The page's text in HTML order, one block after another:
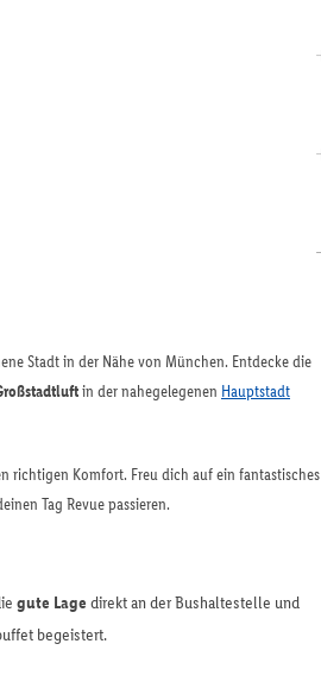
Stadt in der Nähe von München. Entdecke die
in der nahegelegenen Hauptstadt
richtigen Komfort. Freu dich auf ein fantastisches
Tag Revue passieren.
gute Lage direkt an der Bushaltestelle und
begeistert.